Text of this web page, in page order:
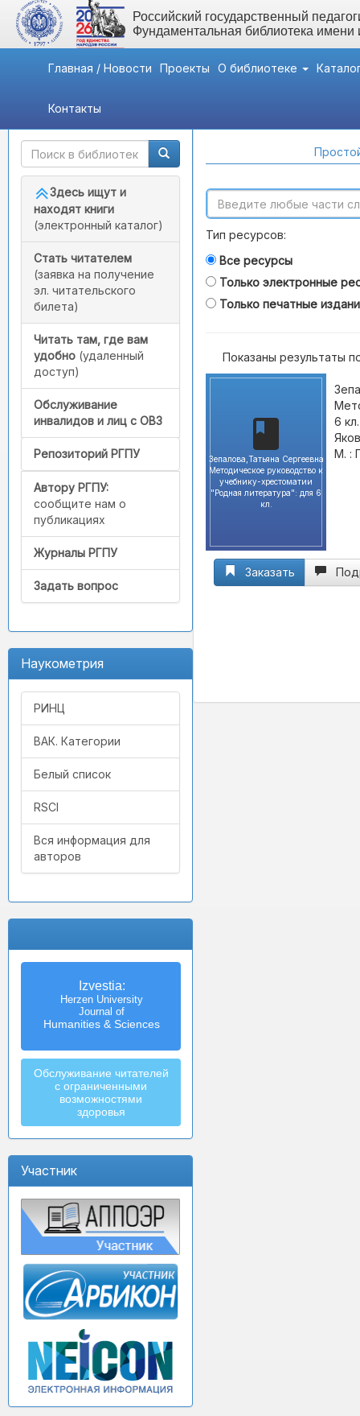
Российский государственный
Фундаментальная библиотека
Главная / Новости Проекты О библиотеке
Контакты
Быстрый доступ
Здесь ищут и
находят книги
(электронный каталог)
Стать читателем
(заявка на получение
эл. читательского
билета)
Читать там, где вам
удобно (удаленный
доступ)
Обслуживание
инвалидов и лиц с ОВЗ
Репозиторий РГПУ
Автору РГПУ:
сообщите нам о
публикациях
Журналы РГПУ
Задать вопрос
Наукометрия
РИНЦ
ВАК. Категории
Белый список
RSCI
Вся информация для
авторов
Izvestia:
Herzen University
Journal of
Humanities & Sciences
Обслуживание читателей
с ограниченными
возможностями
здоровья
Участник
Тип ресурсов:
Все ресурсы
Только электронные
Только печатные
Показаны результаты
Зепалова,Татьяна Сергеевна
Методическое руководство к
учебнику-хрестоматии
"Родная литература": для 6
кл.
6
М. :
Заказать